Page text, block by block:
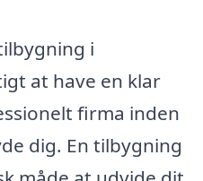
i
at have en klar
firma inden
dig. En tilbygning